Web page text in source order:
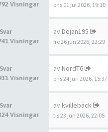
Visningar
ons 01 jul 2026, 19:10
Visningar
av Dejan195
fre 26 jun 2026, 22:29
Visningar
av NordT6
ons 24 jun 2026, 15:37
Visningar
av kvillebäck
tis 23 jun 2026, 22:05